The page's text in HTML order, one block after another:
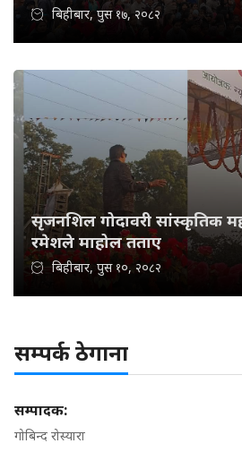
बिहीबार, पुस १७, २०८२
सृजनशिल गोदावरी सांस्कृतिक
रमेशले माहोल तताए
बिहीबार, पुस १०, २०८२
सम्पर्क ठेगाना
सम्पादक:
गोबिन्द रोस्यारा